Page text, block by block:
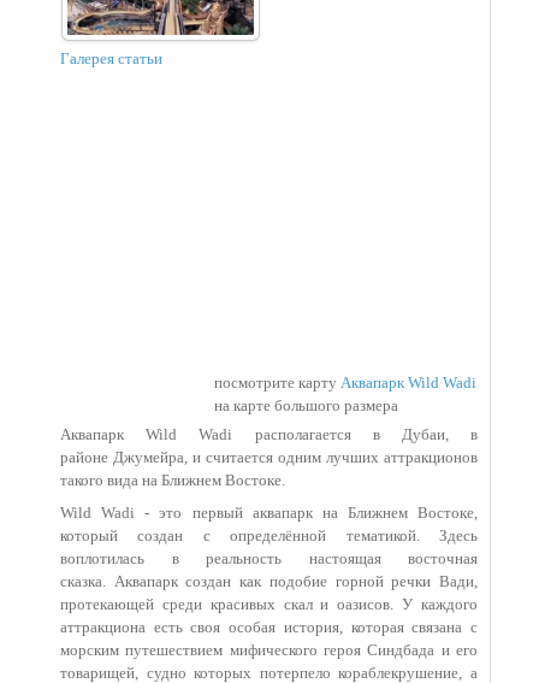
Галерея статьи
посмотрите карту Аквапарк Wild Wadi
на карте большого размера
Аквапарк Wild Wadi располагается в Дубаи, в
районе Джумейра, и считается одним лучших аттракционов
такого вида на Ближнем Востоке.
Wild Wadi - это первый аквапарк на Ближнем Востоке,
который создан с определённой тематикой. Здесь
воплотилась в реальность настоящая восточная
сказка. Аквапарк создан как подобие горной речки Вади,
протекающей среди красивых скал и оазисов. У каждого
аттракциона есть своя особая история, которая связана с
морским путешествием мифического героя Синдбада и его
товарищей, судно которых потерпело кораблекрушение, а